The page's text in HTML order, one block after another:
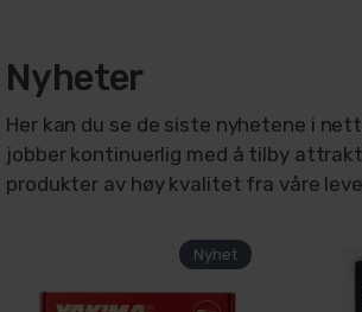
Nyheter
Her kan du se de siste nyhetene i
jobber kontinuerlig med å tilby
produkter av høy kvalitet fra våre